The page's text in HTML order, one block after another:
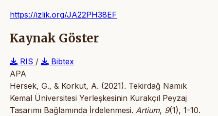
https://izlik.org/JA22PH38EF
Kaynak Göster
RIS /
Bibtex
APA
Hersek, G., & Korkut, A. (2021). Tekirdağ Namık
Kemal Üniversitesi Yerleşkesinin Kurakçıl Peyzaj
Tasarımı Bağlamında İrdelenmesi. Artium, 9(1), 1-10.